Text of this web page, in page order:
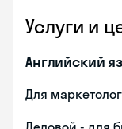
Услуги и
Английский
Для